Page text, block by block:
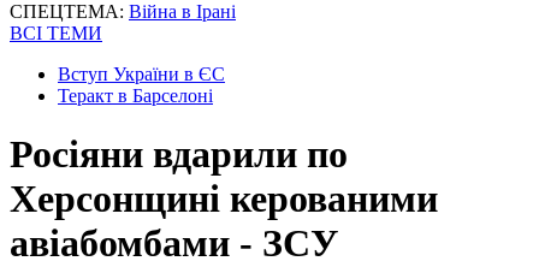
СПЕЦТЕМА: Війна в Ірані
ВСІ ТЕМИ
Вступ України в ЄС
Теракт в Барселоні
Росіяни вдарили по
Херсонщині керованими
авіабомбами - ЗСУ